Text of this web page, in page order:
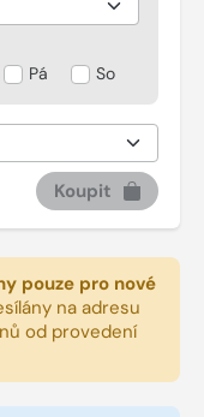
Pá So
Koupit
pouze pro nové
na adresu
od provedení